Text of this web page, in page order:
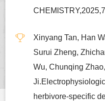
Xinyang Tan, Han
Surui Zheng,
Wu, Chunqing
herbivore-specific